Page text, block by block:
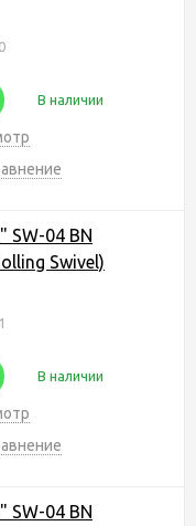
В наличии
SW-04 BN
Swivel)
В наличии
SW-04 BN